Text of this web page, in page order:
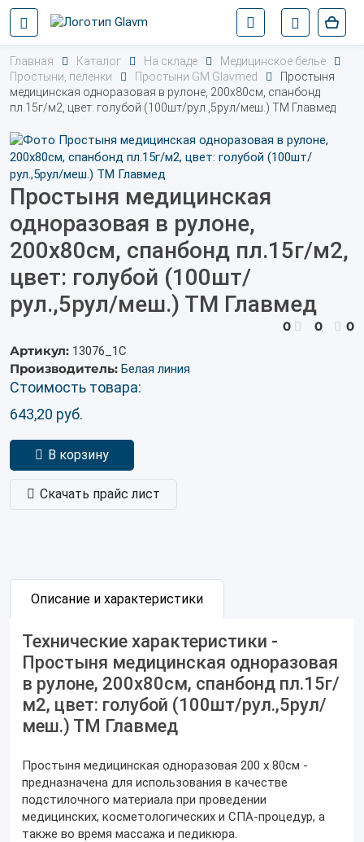
Главная Каталог На складе
Медицинское белье
Простыни, пеленки
Простыни GM Glavmed
Простыня
медицинская одноразовая в рулоне, 200х80см, спанбонд
пл.15г/м2, цвет: голубой (100шт/рул.,5рул/меш.) ТМ Главмед
Простыня медицинская
одноразовая в рулоне,
200х80см, спанбонд пл.15г/м2,
цвет: голубой (100шт/
рул.,5рул/меш.) ТМ Главмед
0 0
0
Артикул: 13076_1С
Производитель: Белая линия
Стоимость товара:
643,20 руб.
В корзину
Скачать прайс лист
Описание и характеристики
Технические характеристики -
Простыня медицинская одноразовая
в рулоне, 200х80см, спанбонд пл.15г/
м2, цвет: голубой (100шт/рул.,5рул/
меш.) ТМ Главмед
Простыня медицинская одноразовая 200 х 80см -
предназначена для использования в качестве
подстилочного материала при проведении
медицинских, косметологических и СПА-процедур, а
также во время массажа и педикюра.